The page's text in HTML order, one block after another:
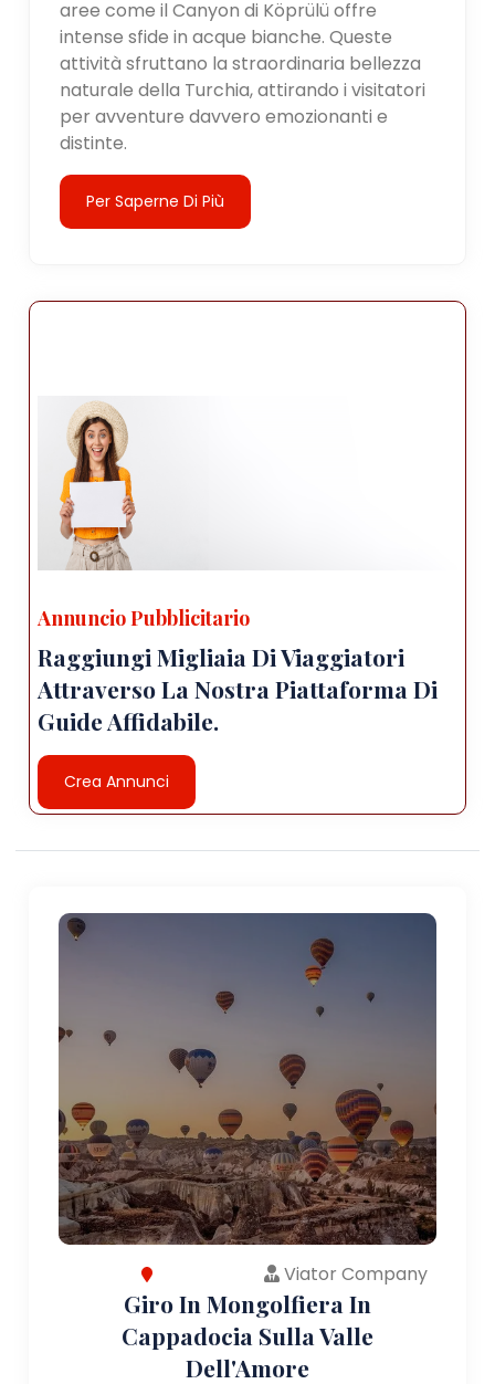
aree come il Canyon di Köprülü offre
intense sfide in acque bianche. Queste
attività sfruttano la straordinaria bellezza
naturale della Turchia, attirando i visitatori
per avventure davvero emozionanti e
distinte.
Per Saperne Di Più
Annuncio Pubblicitario
Raggiungi Migliaia Di Viaggiatori
Attraverso La Nostra Piattaforma Di
Guide Affidabile.
Crea Annunci
Viator Company
Giro In Mongolfiera In
Cappadocia Sulla Valle
Dell'Amore